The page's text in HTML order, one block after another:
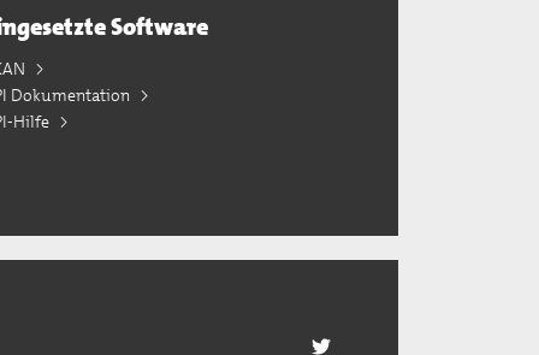
Software
Dokumentation
Hilfe